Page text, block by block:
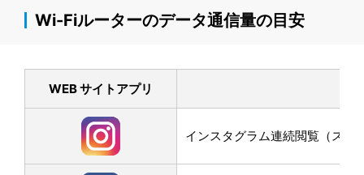
Wi-Fiルーターのデータ通信量の目安
WEB サイトアプリ
インスタグラム連続閲覧（スク